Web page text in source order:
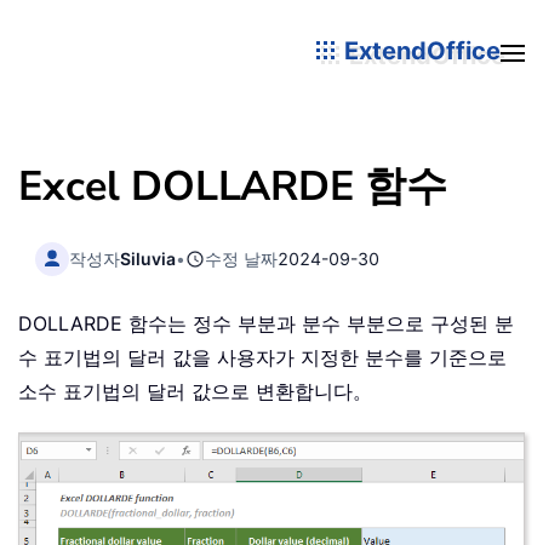
ExtendOffice
Excel DOLLARDE 함수
작성자Siluvia• 수정 날짜2024-09-30
DOLLARDE 함수는 정수 부분과 분수 부분으로 구성된 분
수 표기법의 달러 값을 사용자가 지정한 분수를 기준으로
소수 표기법의 달러 값으로 변환합니다。